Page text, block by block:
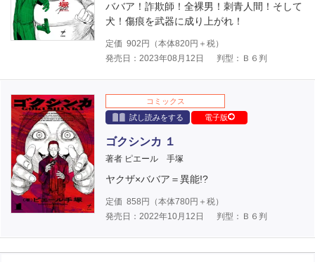
ババア！詐欺師！全裸男！刺青人間！そして
犬！傷痕を武器に成り上がれ！
定価 902 円（本体820円＋税）
発売日：2023年08月12日
判型：Ｂ６判
コミックス
試し読みをする
電子版
ゴクシンカ １
著者 ピエール 手塚
ヤクザ×ババア＝異能!?
定価 858 円（本体780円＋税）
発売日：2022年10月12日
判型：Ｂ６判